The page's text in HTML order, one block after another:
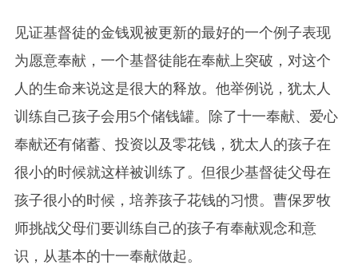
见证基督徒的金钱观被更新的最好的一个例子表现
为愿意奉献，一个基督徒能在奉献上突破，对这个
人的生命来说这是很大的释放。他举例说，犹太人
训练自己孩子会用5个储钱罐。除了十一奉献、爱心
奉献还有储蓄、投资以及零花钱，犹太人的孩子在
很小的时候就这样被训练了。但很少基督徒父母在
孩子很小的时候，培养孩子花钱的习惯。曹保罗牧
师挑战父母们要训练自己的孩子有奉献观念和意
识，从基本的十一奉献做起。